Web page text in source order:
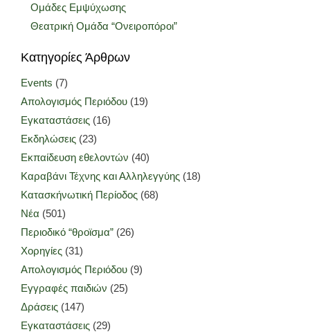
Ομάδες Εμψύχωσης
Θεατρική Ομάδα “Ονειροπόροι”
Κατηγορίες Άρθρων
Events (7)
Απολογισμός Περιόδου (19)
Εγκαταστάσεις (16)
Εκδηλώσεις (23)
Εκπαίδευση εθελοντών (40)
Καραβάνι Τέχνης και Αλληλεγγύης (18)
Κατασκήνωτική Περίοδος (68)
Νέα (501)
Περιοδικό “θροϊσμα” (26)
Χορηγίες (31)
Απολογισμός Περιόδου (9)
Εγγραφές παιδιών (25)
Δράσεις (147)
Εγκαταστάσεις (29)